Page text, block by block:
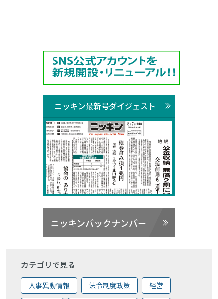
ニッキン最新号ダイジェスト
ニッキンバックナンバー
カテゴリで見る
人事異動情報 法令制度政策 経営